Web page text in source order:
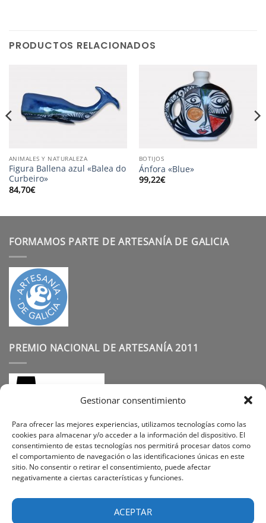
Gestionar consentimiento
Para ofrecer las mejores experiencias, utilizamos tecnologías como las
cookies para almacenar y/o acceder a la información del dispositivo. El
consentimiento de estas tecnologías nos permitirá procesar datos como
el comportamiento de navegación o las identificaciones únicas en este
sitio. No consentir o retirar el consentimiento, puede afectar
negativamente a ciertas características y funciones.
ACEPTAR
PRODUCTOS RELACIONADOS
ANIMALES Y NATURALEZA
Figura Ballena azul «Balea do
Curbeiro»
84,70€
BOTIJOS
Ánfora «Blue»
99,22€
FORMAMOS PARTE DE ARTESANÍA DE GALICIA
PREMIO NACIONAL DE ARTESANÍA 2011
SÍGUENOS